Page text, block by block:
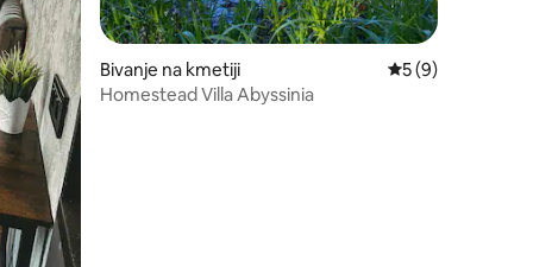
Bivanje na kmetiji Povprečna
5 (9)
Homestead Villa Abyssinia